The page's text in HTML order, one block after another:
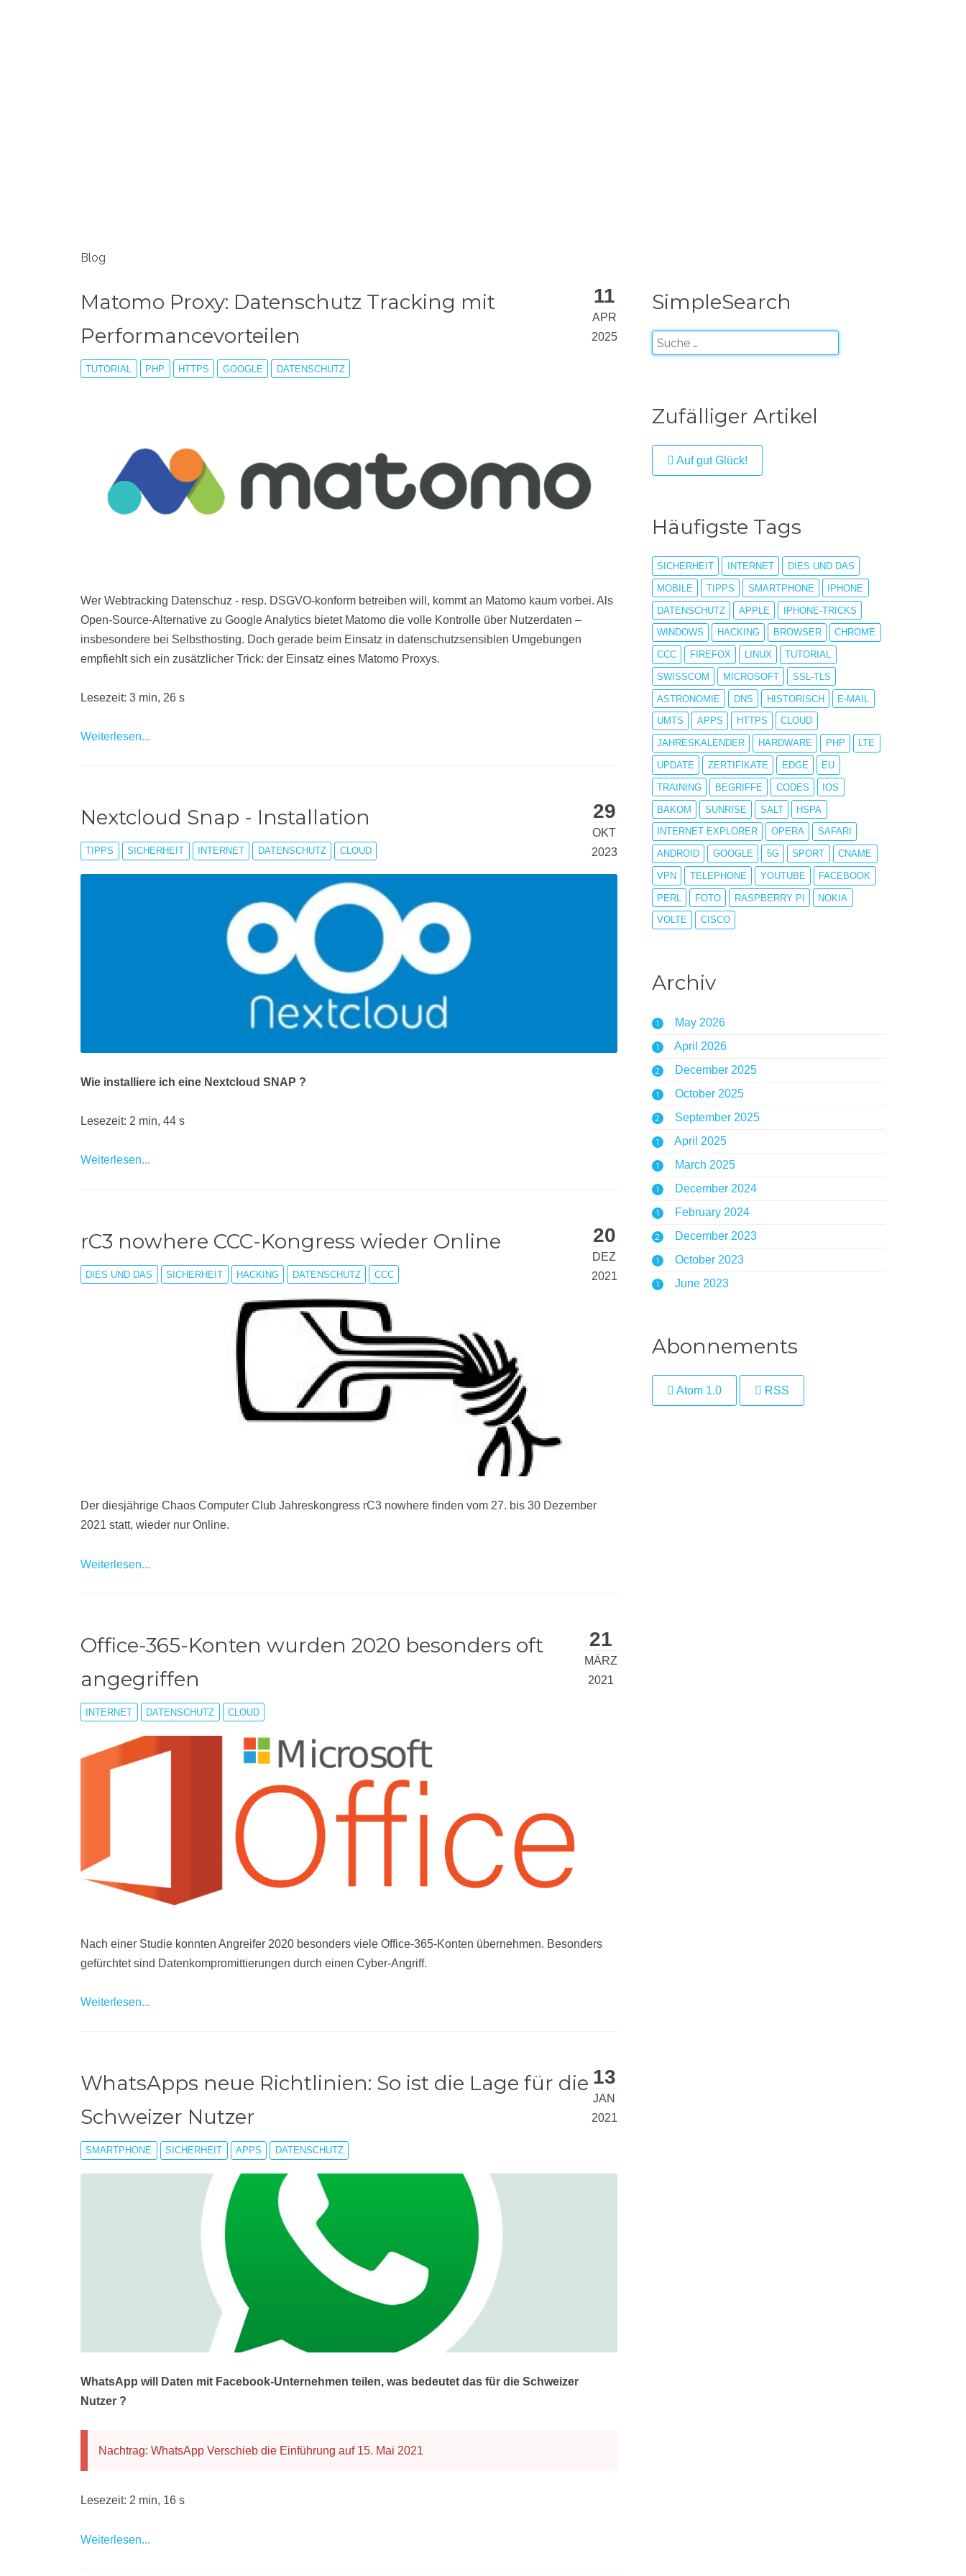
Blog
11
APR
2025
Matomo Proxy: Datenschutz Tracking mit
Performancevorteilen
TUTORIAL PHP HTTPS GOOGLE DATENSCHUTZ
Wer Webtracking Datenschuz - resp. DSGVO-konform betreiben will, kommt an Matomo kaum vorbei. Als
Open-Source-Alternative zu Google Analytics bietet Matomo die volle Kontrolle über Nutzerdaten –
insbesondere bei Selbsthosting. Doch gerade beim Einsatz in datenschutzsensiblen Umgebungen
empfiehlt sich ein zusätzlicher Trick: der Einsatz eines Matomo Proxys.
Lesezeit: 3 min, 26 s
Weiterlesen...
29
OKT
2023
Nextcloud Snap - Installation
TIPPS SICHERHEIT INTERNET DATENSCHUTZ CLOUD
Wie installiere ich eine Nextcloud SNAP ?
Lesezeit: 2 min, 44 s
Weiterlesen...
20
DEZ
2021
rC3 nowhere CCC-Kongress wieder Online
DIES UND DAS SICHERHEIT HACKING DATENSCHUTZ CCC
Der diesjährige Chaos Computer Club Jahreskongress rC3 nowhere finden vom 27. bis 30 Dezember
2021 statt, wieder nur Online.
Weiterlesen...
21
MÄRZ
2021
Office-365-Konten wurden 2020 besonders oft
angegriffen
INTERNET DATENSCHUTZ CLOUD
Nach einer Studie konnten Angreifer 2020 besonders viele Office-365-Konten übernehmen. Besonders
gefürchtet sind Datenkompromittierungen durch einen Cyber-Angriff.
Weiterlesen...
13
JAN
2021
WhatsApps neue Richtlinien: So ist die Lage für die
Schweizer Nutzer
SMARTPHONE SICHERHEIT APPS DATENSCHUTZ
WhatsApp will Daten mit Facebook-Unternehmen teilen, was bedeutet das für die Schweizer
Nutzer ?
Nachtrag: WhatsApp Verschieb die Einführung auf 15. Mai 2021
Lesezeit: 2 min, 16 s
Weiterlesen...
SimpleSearch
Zufälliger Artikel
Auf gut Glück!
Häufigste Tags
SICHERHEIT INTERNET DIES UND DAS
MOBILE TIPPS SMARTPHONE IPHONE
DATENSCHUTZ APPLE IPHONE-TRICKS
WINDOWS HACKING BROWSER CHROME
CCC FIREFOX LINUX TUTORIAL
SWISSCOM MICROSOFT SSL-TLS
ASTRONOMIE DNS HISTORISCH E-MAIL
UMTS APPS HTTPS CLOUD
JAHRESKALENDER HARDWARE PHP LTE
UPDATE ZERTIFIKATE EDGE EU
TRAINING BEGRIFFE CODES IOS
BAKOM SUNRISE SALT HSPA
INTERNET EXPLORER OPERA SAFARI
ANDROID GOOGLE 5G SPORT CNAME
VPN TELEPHONE YOUTUBE FACEBOOK
PERL FOTO RASPBERRY PI NOKIA
VOLTE CISCO
Archiv
1 May 2026
1 April 2026
2 December 2025
1 October 2025
2 September 2025
1 April 2025
1 March 2025
1 December 2024
1 February 2024
2 December 2023
1 October 2023
1 June 2023
Abonnements
Atom 1.0 RSS